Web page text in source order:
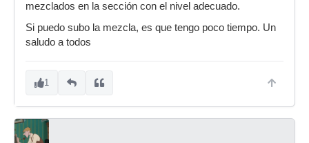
mezclados en la sección con el nivel adecuado.
Si puedo subo la mezcla, es que tengo poco tiempo. Un
saludo a todos
1